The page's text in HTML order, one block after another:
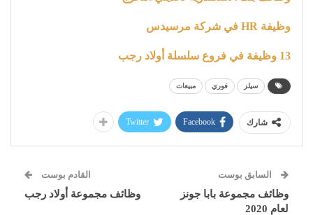
وظيفة HR في شركة مرسيدس
13 وظيفة في فروع سلسلة أولاد رجب
سيلز فوري مبيعات
شارك Facebook
Twitter
السابق بوست
وظائف مجموعة بابا جونز
لعام 2020
القادم بوست
وظائف مجموعة أولاد رجب